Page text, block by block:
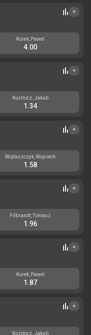
+
Kurek, Pawel
4.00
+
Kuzmicz, Jakub
1.34
+
Wojtaszczyk, Wojciech
1.58
+
Filbrandt, Tomasz
1.96
+
Kurek, Pawel
1.87
+
Kuzmicz, Jakub